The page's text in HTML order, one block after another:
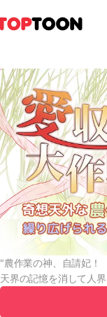
"農作業の神、自請妃！
天界の記憶を消して人
農業も田舎も大嫌いな